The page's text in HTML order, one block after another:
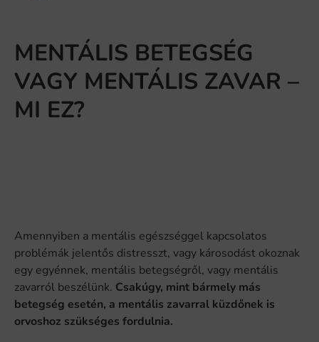
MENTÁLIS BETEGSÉG
VAGY MENTÁLIS ZAVAR –
MI EZ?
Amennyiben a mentális egészséggel kapcsolatos
problémák jelentős distresszt, vagy károsodást okoznak
egy egyénnek, mentális betegségről, vagy mentális
zavarról beszélünk. Csakúgy, mint bármely más
betegség esetén, a mentális zavarral küzdőnek is
orvoshoz szükséges fordulnia.